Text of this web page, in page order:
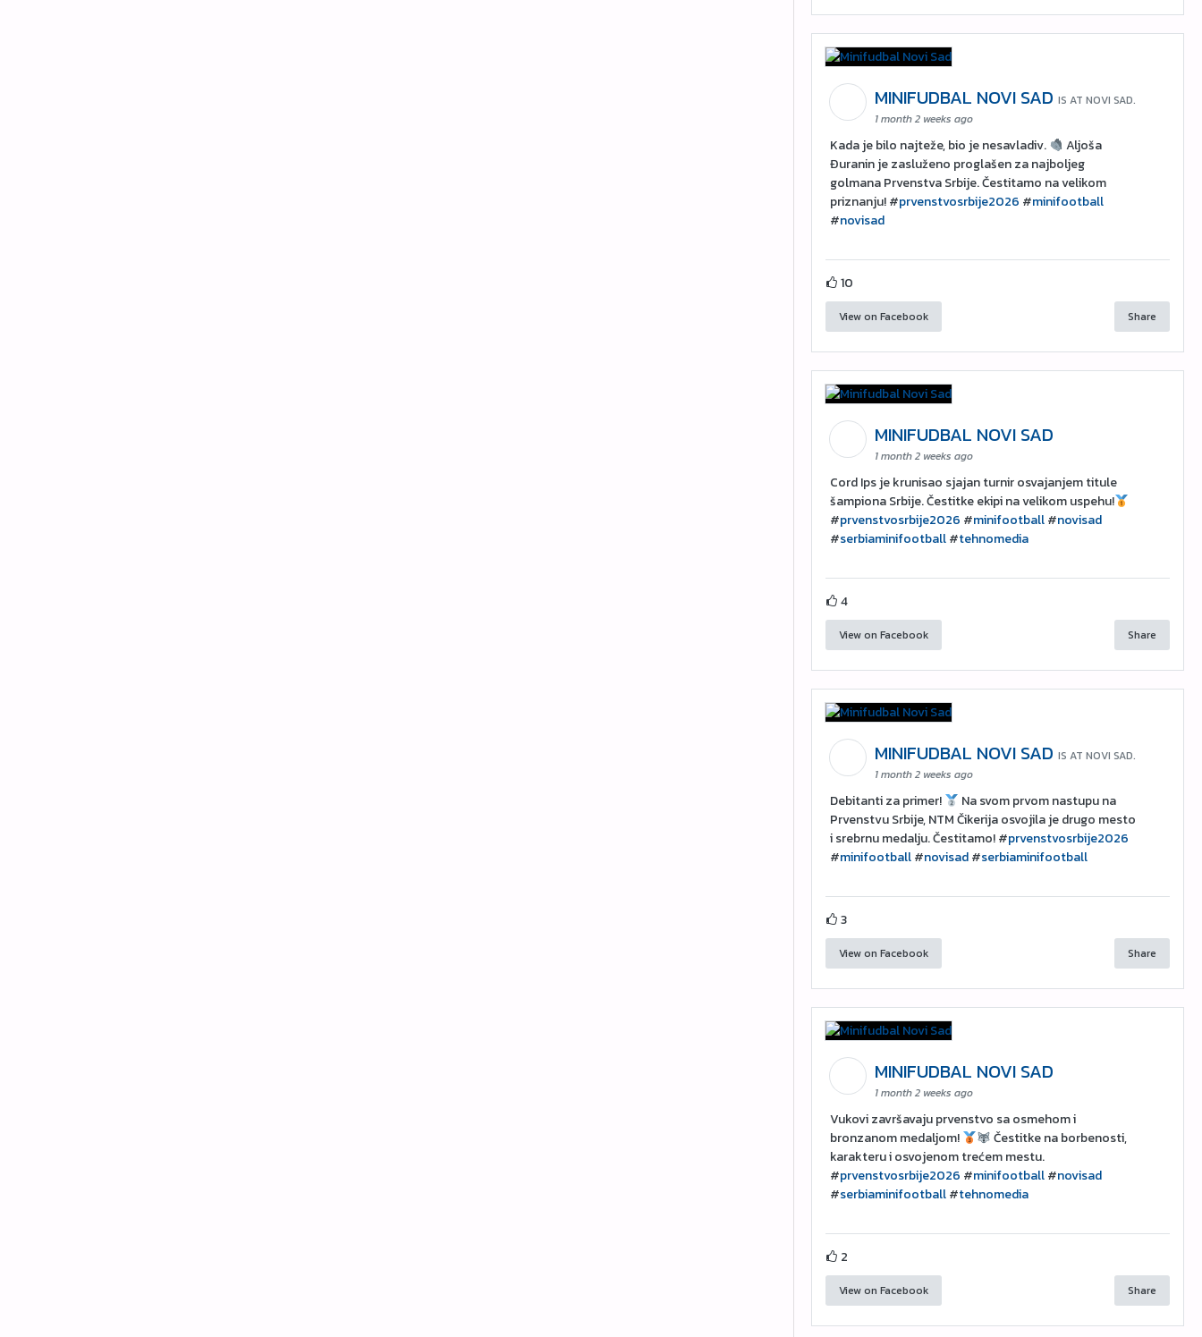
MINIFUDBAL NOVI SADIS AT NOVI SAD.
1 month 2 weeks ago
Kada je bilo najteže, bio je nesavladiv.
Aljoša
Đuranin je zasluženo proglašen za najboljeg
golmana Prvenstva Srbije. Čestitamo na velikom
priznanju! #prvenstvosrbije2026 #minifootball
#novisad
10
View on Facebook Share
MINIFUDBAL NOVI SAD
1 month 2 weeks ago
Cord Ips je krunisao sjajan turnir osvajanjem titule
šampiona Srbije. Čestitke ekipi na velikom uspehu!
#prvenstvosrbije2026 #minifootball#novisad
#serbiaminifootball#tehnomedia
4
View on Facebook Share
MINIFUDBAL NOVI SADIS AT NOVI SAD.
1 month 2 weeks ago
Debitanti za primer!
Na svom prvom nastupu na
Prvenstvu Srbije, NTM Čikerija osvojila je drugo mesto
i srebrnu medalju. Čestitamo! #prvenstvosrbije2026
#minifootball#novisad#serbiaminifootball
3
View on Facebook Share
MINIFUDBAL NOVI SAD
1 month 2 weeks ago
Vukovi završavaju prvenstvo sa osmehom i
bronzanom medaljom!
Čestitke na borbenosti,
karakteru i osvojenom trećem mestu.
#prvenstvosrbije2026 #minifootball#novisad
#serbiaminifootball#tehnomedia
2
View on Facebook Share